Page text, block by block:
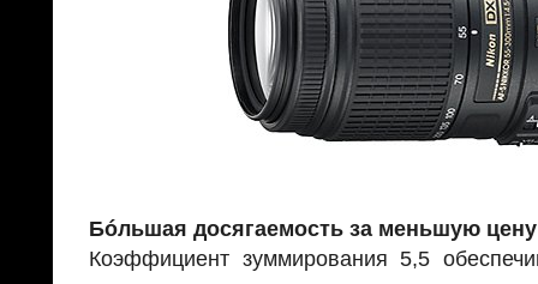
Бóльшая досягаемость за меньшую цену
Коэффициент зуммирования 5,5